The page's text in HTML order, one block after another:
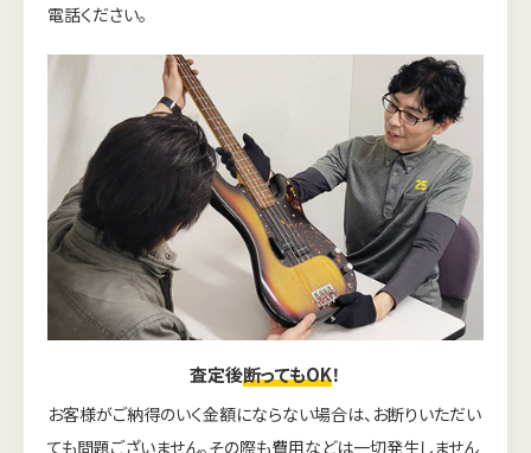
かんたん査定見積 0120-1212-25
電話ください。
査定後断ってもOK！
お客様がご納得のいく金額にならない場合は、お断りいただい
ても問題ございません。その際も費用などは一切発生しません